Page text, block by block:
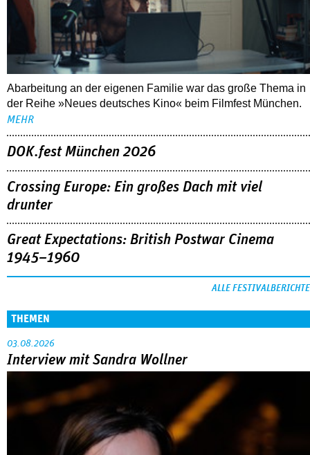
Abarbeitung an der eigenen Familie war das große Thema in
der Reihe »Neues deutsches Kino« beim Filmfest München.
MEHR
DOK.fest München 2026
Crossing Europe: Ein großes Dach mit viel
drunter
Great Expectations: British Postwar Cinema
1945–1960
ALLE FESTIVALBERICHTE
THEMEN
03.08.2026
Interview mit Sandra Wollner